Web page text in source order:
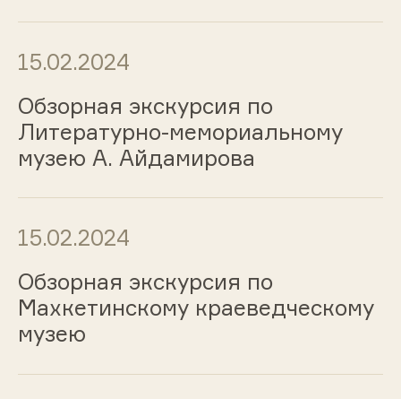
15.02.2024
Обзорная экскурсия по
Литературно-мемориальному
музею А. Айдамирова
15.02.2024
Обзорная экскурсия по
Махкетинскому краеведческому
музею